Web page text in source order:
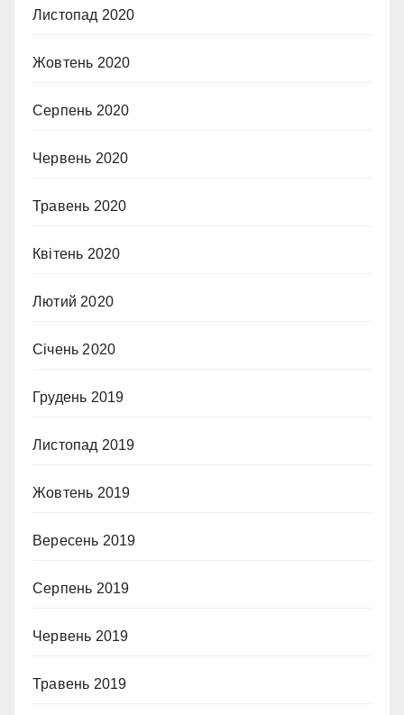
Листопад 2020
Жовтень 2020
Серпень 2020
Червень 2020
Травень 2020
Квітень 2020
Лютий 2020
Січень 2020
Грудень 2019
Листопад 2019
Жовтень 2019
Вересень 2019
Серпень 2019
Червень 2019
Травень 2019